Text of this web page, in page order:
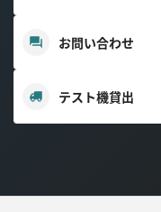
お問い合わせ
テスト機貸出